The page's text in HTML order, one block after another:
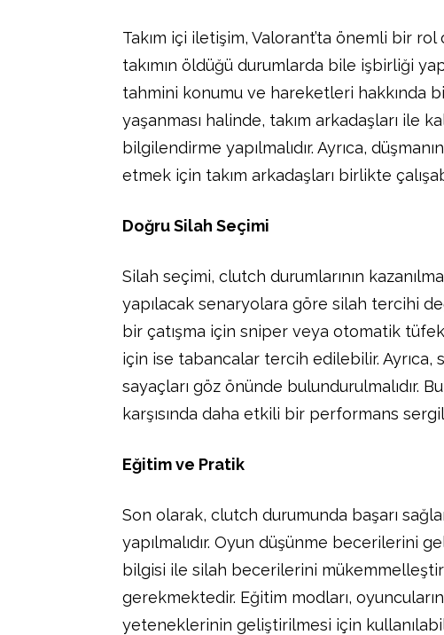
Takım içi iletişim, Valorant’ta önemli bir
takımın öldüğü durumlarda bile işbirliği
tahmini konumu ve hareketleri hakkında
yaşanması halinde, takım arkadaşları ile
bilgilendirme yapılmalıdır. Ayrıca,
etmek için takım arkadaşları birlikte
Doğru Silah Seçimi
Silah seçimi, clutch durumlarının
yapılacak senaryolara göre silah tercihi
bir çatışma için sniper veya otomatik
için ise tabancalar tercih edilebilir.
sayaçları göz önünde bulundurulmalıdır.
karşısında daha etkili bir performans
Eğitim ve Pratik
Son olarak, clutch durumunda başarı
yapılmalıdır. Oyun düşünme becerilerini
bilgisi ile silah becerilerini
gerekmektedir. Eğitim modları,
yeteneklerinin geliştirilmesi için